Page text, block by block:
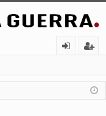
nt
ifi
ist
ra